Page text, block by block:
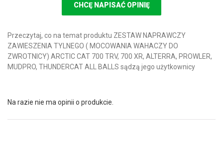
CHCĘ NAPISAĆ OPINIĘ
Przeczytaj, co na temat produktu ZESTAW NAPRAWCZY
ZAWIESZENIA TYLNEGO ( MOCOWANIA WAHACZY DO
ZWROTNICY) ARCTIC CAT 700 TRV, 700 XR, ALTERRA, PROWLER,
MUDPRO, THUNDERCAT ALL BALLS sądzą jego użytkownicy
Na razie nie ma opinii o produkcie.